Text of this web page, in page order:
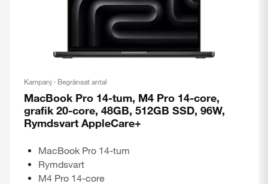
Kampanj · Begränsat antal
MacBook Pro 14-tum, M4 Pro 14-core,
grafik 20-core, 48GB, 512GB SSD, 96W,
Rymdsvart AppleCare+
MacBook Pro 14-tum
Rymdsvart
M4 Pro 14-core